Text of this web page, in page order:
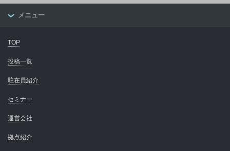
メニュー
TOP
投稿一覧
駐在員紹介
セミナー
運営会社
拠点紹介